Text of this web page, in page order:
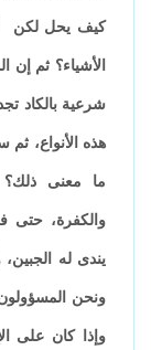
كيف يحل لكن
الأشياء؟ ثم
شرعية بالكاد
هذه الأنواع،
ما معنى ذلك؟
والكفرة، حتى
يندى له
ونحن
وإذا كان على